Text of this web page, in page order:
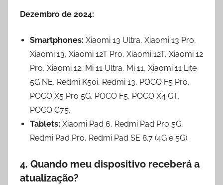
Dezembro de 2024:
Smartphones: Xiaomi 13 Ultra, Xiaomi 13 Pro,
Xiaomi 13, Xiaomi 12T Pro, Xiaomi 12T, Xiaomi 12
Pro, Xiaomi 12, Mi 11 Ultra, Mi 11, Xiaomi 11 Lite
5G NE, Redmi K50i, Redmi 13, POCO F5 Pro,
POCO X5 Pro 5G, POCO F5, POCO X4 GT,
POCO C75.
Tablets: Xiaomi Pad 6, Redmi Pad Pro 5G,
Redmi Pad Pro, Redmi Pad SE 8.7 (4G e 5G).
4. Quando meu dispositivo receberá a
atualização?